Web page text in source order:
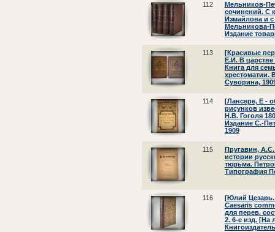
112
Мельников-
сочинений. С
Измайлова и
Мельникова-
Издание
113
[Красивые
Е.И. В
Книга для
хрестоматии.
Суворина,
114
[Лансере, Е -
рисунков
Н.В. Гоголя
Издание С.-
1909
115
Пругавин,
истории
тюрьма.
Типография
116
[Юлий Цезарь.
Caesaris
для перев.
2. 6-е изд. [На